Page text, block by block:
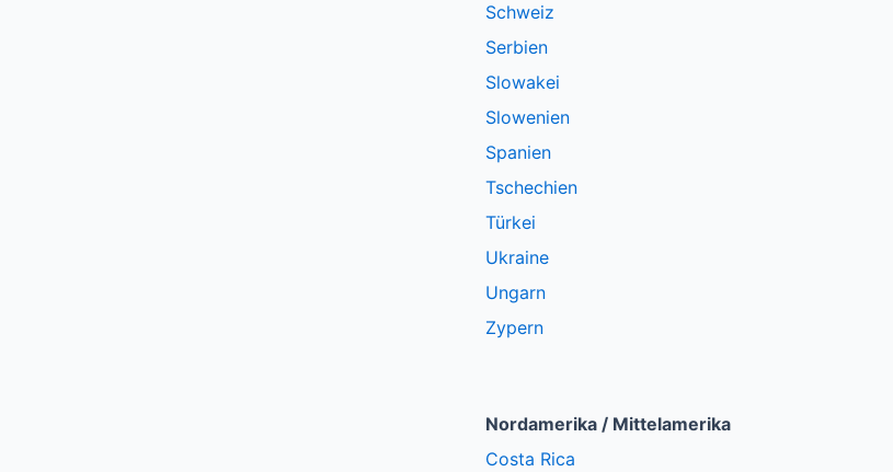
Schweiz
Serbien
Slowakei
Slowenien
Spanien
Tschechien
Türkei
Ukraine
Ungarn
Zypern
Nordamerika / Mittelamerika
Costa Rica